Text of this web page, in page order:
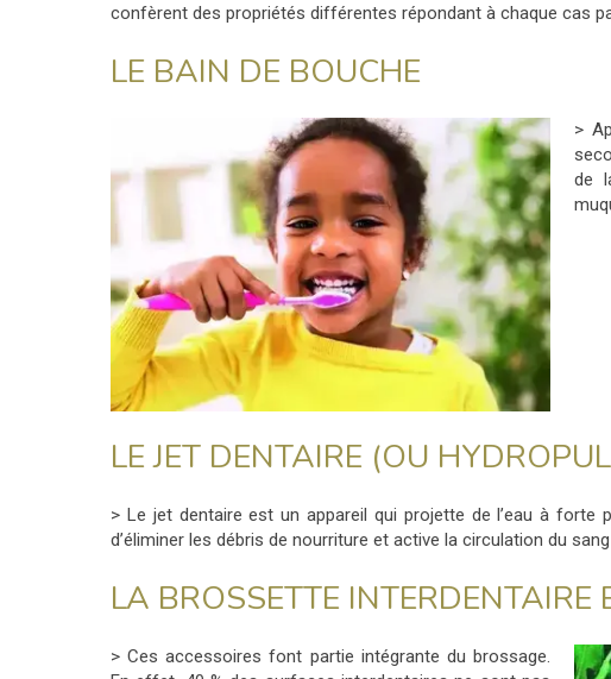
confèrent des propriétés différentes répondant à chaque cas
LE BAIN DE BOUCHE
>
de
LE JET DENTAIRE (OU
> Le jet dentaire est un appareil qui projette de l’eau à forte
d’éliminer les débris de nourriture et active la circulation du
LA BROSSETTE INTERDENTAIRE
> Ces accessoires font partie intégrante du brossage.